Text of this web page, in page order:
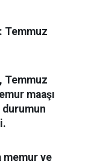
Temmuz
Temmuz
maaşı
durumun
memur ve